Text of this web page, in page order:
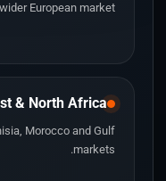
wider European market.
& North Africa
Morocco and Gulf
markets.